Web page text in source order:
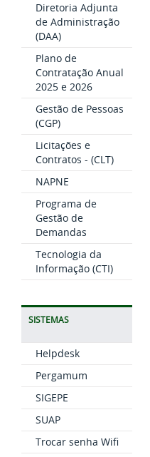
Diretoria Adjunta
de Administração
(DAA)
Plano de
Contratação Anual
2025 e 2026
Gestão de Pessoas
(CGP)
Licitações e
Contratos - (CLT)
NAPNE
Programa de
Gestão de
Demandas
Tecnologia da
Informação (CTI)
SISTEMAS
Helpdesk
Pergamum
SIGEPE
SUAP
Trocar senha Wifi